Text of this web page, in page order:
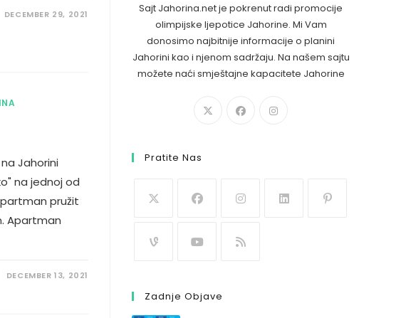
DECEMBER 29, 2021
Jahorini
na jednoj od
pružit
Apartman
DECEMBER 13, 2021
Sajt Jahorina.net je pokrenut radi promocije
olimpijske ljepotice Jahorine. Mi Vam
donosimo najbitnije informacije o planini
Jahorini kao i njenom sadržaju. Na našem sajtu
možete naći smještajne kapacitete Jahorine
Pratite Nas
Zadnje Objave